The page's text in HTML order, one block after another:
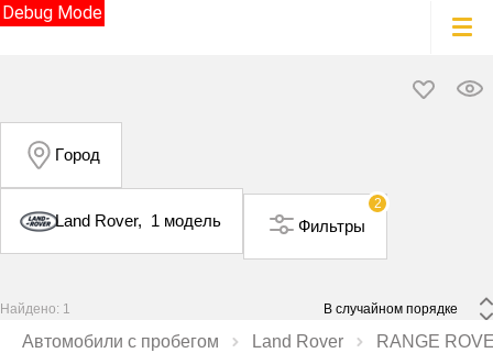
Debug Mode
Город
Land Rover, 1 модель
2
Фильтры
Найдено: 1
Автомобили с пробегом Land Rover RANGE